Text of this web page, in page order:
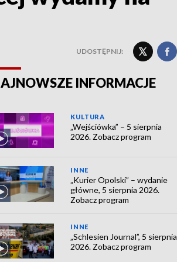
UDOSTĘPNIJ:
INFORMACJE
KULTURA
„Wejściówka” – 5 sierpnia
2026. Zobacz program
INNE
„Kurier Opolski” – wydanie
główne, 5 sierpnia 2026.
Zobacz program
INNE
„Schlesien Journal”, 5 sierpnia
2026. Zobacz program